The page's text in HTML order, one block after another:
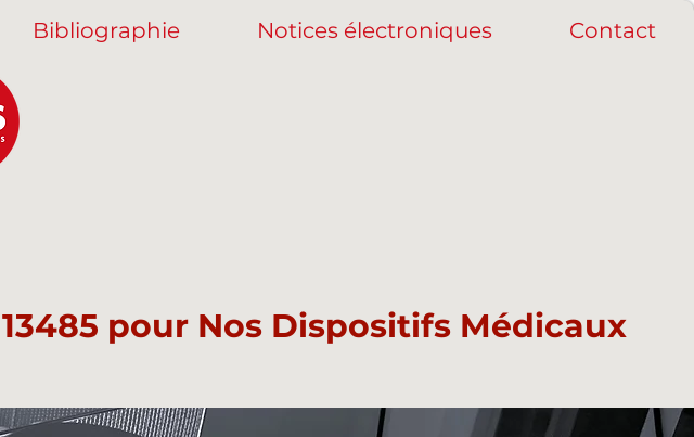
Bibliographie Notices électroniques Contact
pour Nos Dispositifs Médicaux